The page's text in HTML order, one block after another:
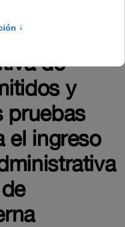
de
y
pruebas
el ingreso